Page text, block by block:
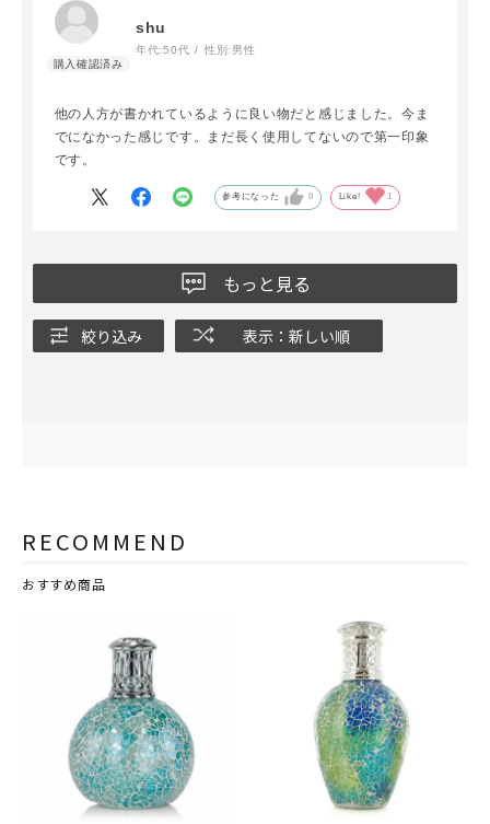
shu
年代:50代 性別: 男性
他の人方が書かれているように良い物だと感じました。今ま
でになかった感じです。まだ長く使用してないので第一印象
です。
参考になった 0 Like! 1
もっと見る
絞り込み 表示：新しい順
RECOMMEND
おすすめ商品